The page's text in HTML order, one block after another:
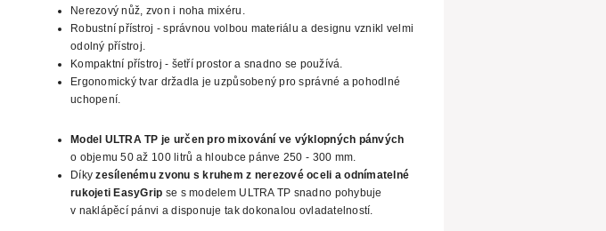
Nerezový nůž, zvon i noha mixéru.
Robustní přístroj - správnou volbou materiálu a designu vznikl velmi
odolný přístroj.
Kompaktní přístroj - šetří prostor a snadno se používá.
Ergonomickýtvar držadla je uzpůsobený pro správné a pohodlné
uchopení.
Model ULTRA TP je určen pro mixování ve výklopných pánvých
o objemu 50 až 100 litrů a hloubce pánve 250 - 300 mm.
Díkyzesílenému zvonu s kruhem z nerezové oceli a odnímatelné
rukojeti EasyGrip se s modelem ULTRA TP snadno pohybuje
v naklápěcí pánvi a disponuje tak dokonalou ovladatelností.